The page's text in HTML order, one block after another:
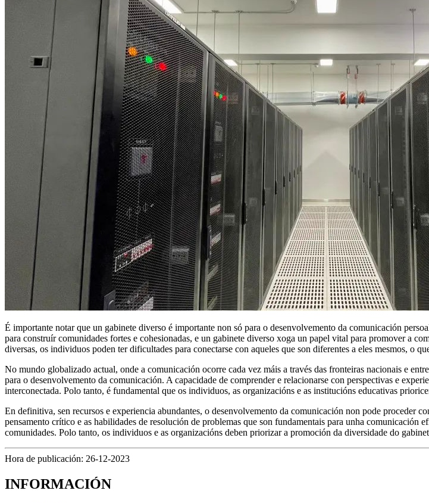
É importante notar que un gabinete diverso é importante non só para o desenvolvemento da comunicación
para construír comunidades fortes e cohesionadas, e un gabinete diverso xoga un papel vital para promover a
diversas, os individuos poden ter dificultades para conectarse con aqueles que son diferentes a eles mesmos, o
No mundo globalizado actual, onde a comunicación ocorre cada vez máis a través das fronteiras nacionais e
para o desenvolvemento da comunicación. A capacidade de comprender e relacionarse con perspectivas e
interconectada. Polo tanto, é fundamental que os individuos, as organizacións e as institucións educativas
En definitiva, sen recursos e experiencia abundantes, o desenvolvemento da comunicación non pode proceder
pensamento crítico e as habilidades de resolución de problemas que son fundamentais para unha
comunidades. Polo tanto, os individuos e as organizacións deben priorizar a promoción da diversidade do
Hora de publicación: 26-12-2023
INFORMACIÓN